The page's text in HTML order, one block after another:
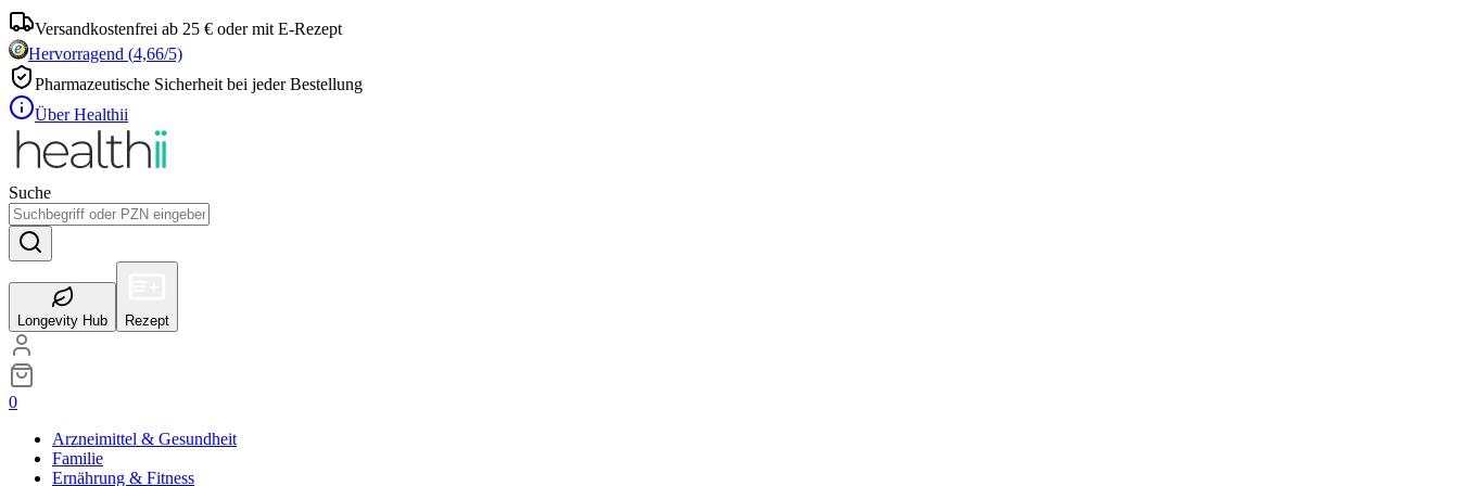
Versandkostenfrei ab 25 € oder mit E-Rezept
Hervorragend (4,66/5)
Pharmazeutische Sicherheit bei jeder Bestellung
Über Healthii
Suche
Longevity Hub Rezept
0
Arzneimittel & Gesundheit
Familie
Ernährung & Fitness